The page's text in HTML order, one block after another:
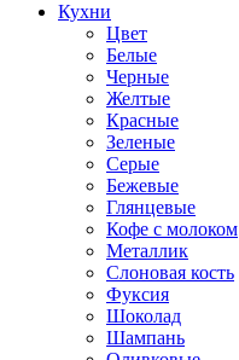
Кухни
Цвет
Белые
Черные
Желтые
Красные
Зеленые
Серые
Бежевые
Глянцевые
Кофе с молоком
Металлик
Слоновая кость
Фуксия
Шоколад
Шампань